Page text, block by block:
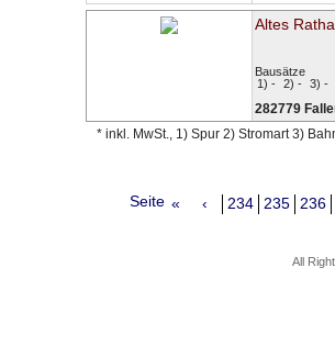
Altes
Bausätze
1) - 2) - 3) -
282779
* inkl. MwSt., 1) Spur 2) Stromart 3)
Seite « ‹ 234 235 236
All